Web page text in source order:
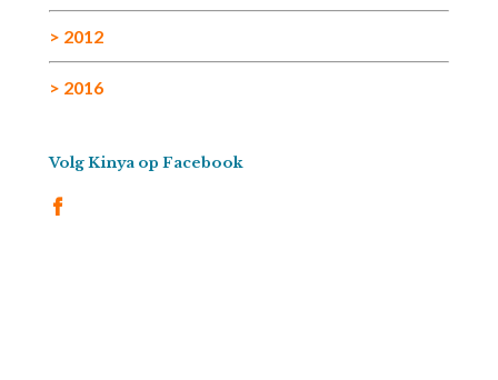
> 2012
> 2016
Volg Kinya op Facebook